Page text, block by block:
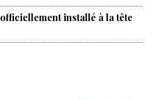
installé à la tête
lance sa campagne